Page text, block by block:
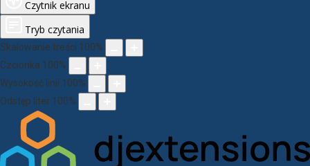
Czytnik ekranu
Tryb czytania
Skalowanie treści 100%
Czcionka 100%
Wysokość linii 100%
Odstęp liter 100%